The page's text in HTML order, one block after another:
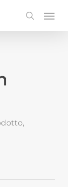
search
Menu
,